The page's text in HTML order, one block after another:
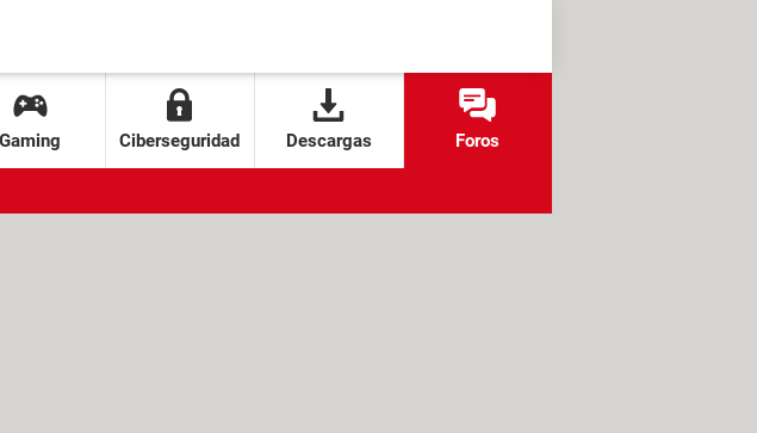
Gaming Ciberseguridad Descargas Foros